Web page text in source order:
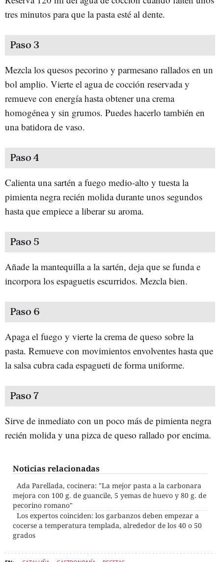
tres minutos para que la pasta esté al dente.
Paso 3
Mezcla los quesos pecorino y parmesano rallados en un
bol amplio. Vierte el agua de cocción reservada y
remueve con energía hasta obtener una crema
homogénea y sin grumos. Puedes hacerlo también en
una batidora de vaso.
Paso 4
Calienta una sartén a fuego medio-alto y tuesta la
pimienta negra recién molida durante unos segundos
hasta que empiece a liberar su aroma.
Paso 5
Añade la mantequilla a la sartén, deja que se funda e
incorpora los espaguetis escurridos. Mezcla bien.
Paso 6
Apaga el fuego y vierte la crema de queso sobre la
pasta. Remueve con movimientos envolventes hasta que
la salsa cubra cada espagueti de forma uniforme.
Paso 7
Sirve de inmediato con un poco más de pimienta negra
recién molida y una pizca de queso rallado por encima.
Noticias relacionadas
Ada Parellada, cocinera: "La mejor pasta a la carbonara
mejora con 100 g. de guancile, 5 yemas de huevo y 80 g. de
pecorino romano"
Los expertos coinciden: los garbanzos deben empezar a
cocerse a temperatura templada, alrededor de los 40 o 50
grados